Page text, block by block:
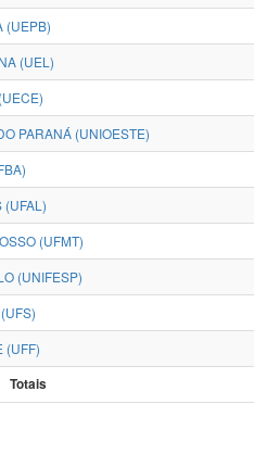
(UEPB)
(UEL)
PARANÁ (UNIOESTE)
(UFAL)
(UFMT)
(UNIFESP)
(UFF)
Totais